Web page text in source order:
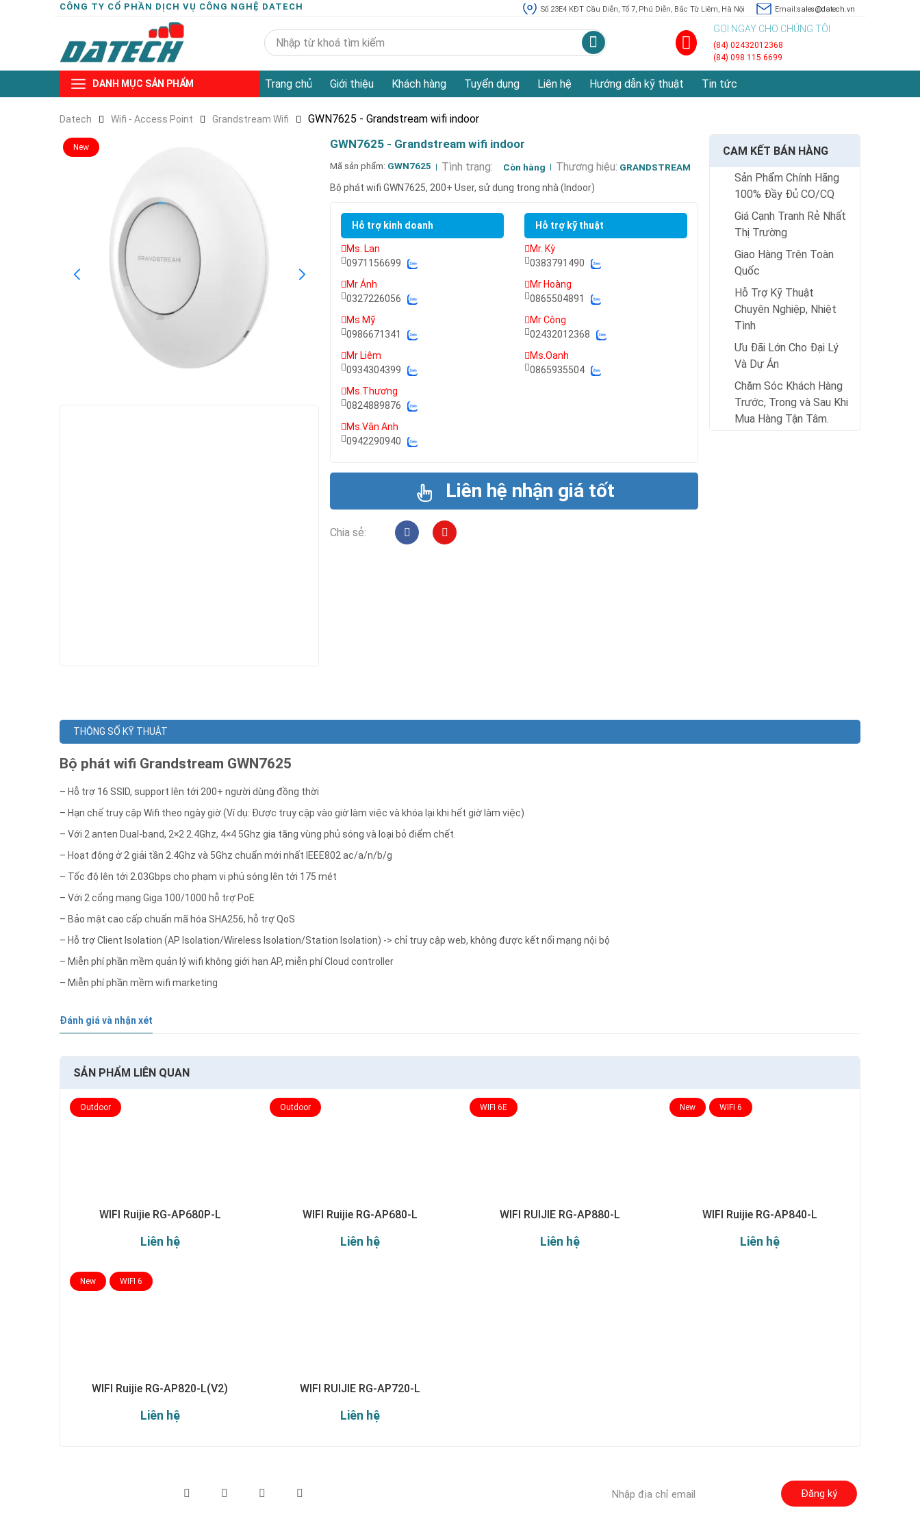
CÔNG TY CỔ PHẦN DỊCH VỤ CÔNG NGHỆ DATECH Số 23E4 KĐT Cầu Diễn, Tổ 7, Phú Diễn, Bắc Từ Liêm, Hà Nội Email:sales@datech.vn
GỌI NGAY CHO CHÚNG TÔI
(84) 02432012368
(84) 098 115 6699
DANH MỤC SẢN PHẨM Trang chủ Giới thiệu Khách hàng Tuyển dụng Liên hệ Hướng dẫn kỹ thuật Tin tức
Datech Wifi - Access Point Grandstream Wifi GWN7625 - Grandstream wifi indoor
New GWN7625 - Grandstream wifi indoor
Mã sản phẩm: GWN7625 Tình trạng: Còn hàng Thương hiệu: GRANDSTREAM
Bộ phát wifi GWN7625, 200+ User, sử dụng trong nhà (Indoor)
Hỗ trợ kinh doanh
Ms. Lan
0971156699
Mr Ánh
0327226056
Ms Mỹ
0986671341
Mr Liêm
0934304399
Ms.Thương
0824889876
Ms.Vân Anh
0942290940
Hỗ trợ kỹ thuật
Mr. Kỳ
0383791490
Mr Hoàng
0865504891
Mr Công
02432012368
Ms.Oanh
0865935504
Liên hệ nhận giá tốt
Chia sẻ:
CAM KẾT BÁN HÀNG
Sản Phẩm Chính Hãng
100% Đầy Đủ CO/CQ
Giá Cạnh Tranh Rẻ Nhất
Thị Trường
Giao Hàng Trên Toàn
Quốc
Hỗ Trợ Kỹ Thuật
Chuyên Nghiệp, Nhiệt
Tình
Ưu Đãi Lớn Cho Đại Lý
Và Dự Án
Chăm Sóc Khách Hàng
Trước, Trong và Sau Khi
Mua Hàng Tận Tâm.
THÔNG SỐ KỸ THUẬT
Bộ phát wifi Grandstream GWN7625
– Hỗ trợ 16 SSID, support lên tới 200+ người dùng đồng thời
– Hạn chế truy cập Wifi theo ngày giờ (Ví dụ: Được truy cập vào giờ làm việc và khóa lại khi hết giờ làm việc)
– Với 2 anten Dual-band, 2×2 2.4Ghz, 4×4 5Ghz gia tăng vùng phủ sóng và loại bỏ điểm chết.
– Hoạt động ở 2 giải tần 2.4Ghz và 5Ghz chuẩn mới nhất IEEE802 ac/a/n/b/g
– Tốc độ lên tới 2.03Gbps cho phạm vi phủ sóng lên tới 175 mét
– Với 2 cổng mạng Giga 100/1000 hỗ trợ PoE
– Bảo mật cao cấp chuẩn mã hóa SHA256, hỗ trợ QoS
– Hỗ trợ Client Isolation (AP Isolation/Wireless Isolation/Station Isolation) -> chỉ truy cập web, không được kết nối mạng nội bộ
– Miễn phí phần mềm quản lý wifi không giới hạn AP, miễn phí Cloud controller
– Miễn phí phần mềm wifi marketing
Đánh giá và nhận xét
SẢN PHẨM LIÊN QUAN
WIFI Ruijie RG-AP680P-L
Liên hệ
Outdoor
WIFI Ruijie RG-AP680-L
Liên hệ
Outdoor
WIFI RUIJIE RG-AP880-L
Liên hệ
WIFI 6E
WIFI Ruijie RG-AP840-L
Liên hệ
New WIFI 6
WIFI Ruijie RG-AP820-L(V2)
Liên hệ
New WIFI 6
WIFI RUIJIE RG-AP720-L
Liên hệ
Đăng ký